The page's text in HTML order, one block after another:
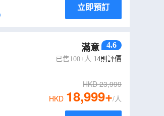
立即預訂
滿意 4.6
已售100+人 14則評價
HKD23,999
HKD 18,999+/人